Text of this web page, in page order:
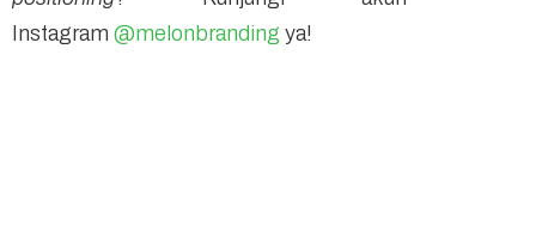
Instagram @melonbranding ya!